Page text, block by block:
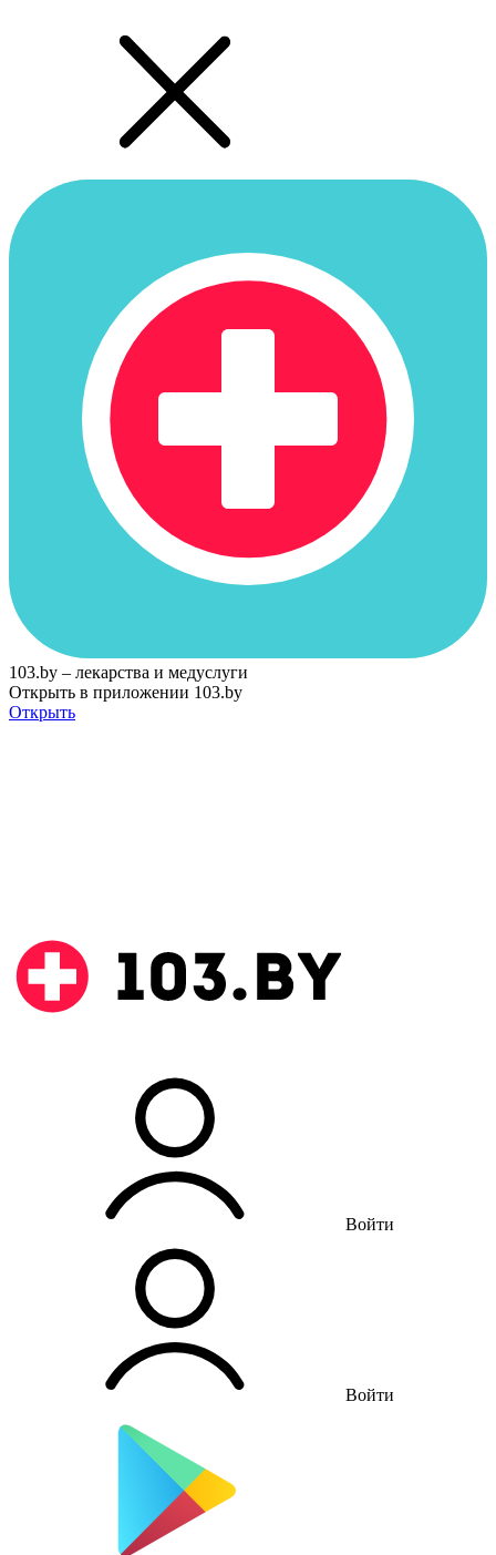
103.by – лекарства и медуслуги
Открыть в приложении 103.by
Открыть
Войти
Войти